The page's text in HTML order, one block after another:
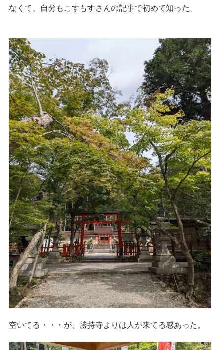
なくて、自分もこすもすさんの記事で初めて知った。
空いてる・・・が、勝持寺よりは人が来てる感あった。